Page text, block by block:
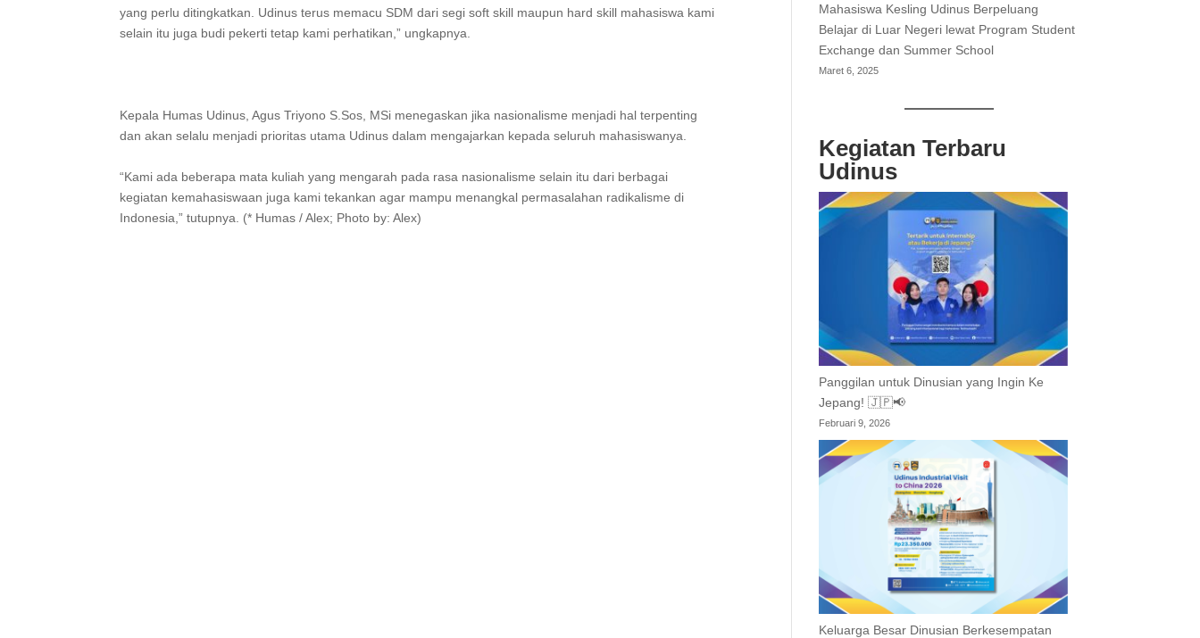
yang perlu ditingkatkan. Udinus terus memacu SDM dari segi soft skill maupun hard skill mahasiswa kami
selain itu juga budi pekerti tetap kami perhatikan,” ungkapnya.
Kepala Humas Udinus, Agus Triyono S.Sos, MSi menegaskan jika nasionalisme menjadi hal terpenting
dan akan selalu menjadi prioritas utama Udinus dalam mengajarkan kepada seluruh mahasiswanya.
“Kami ada beberapa mata kuliah yang mengarah pada rasa nasionalisme selain itu dari berbagai
kegiatan kemahasiswaan juga kami tekankan agar mampu menangkal permasalahan radikalisme di
Indonesia,” tutupnya. (* Humas / Alex; Photo by: Alex)
Mahasiswa Kesling Udinus Berpeluang
Belajar di Luar Negeri lewat Program Student
Exchange dan Summer School
Maret 6, 2025
Kegiatan Terbaru
Udinus
Panggilan untuk Dinusian yang Ingin Ke
Jepang! 🇯🇵📢
Februari 9, 2026
Keluarga Besar Dinusian Berkesempatan